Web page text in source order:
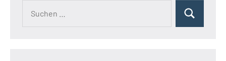
Suchen